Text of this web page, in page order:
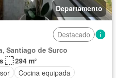
Departamento
Destacado
Santiago de Surco
294 m²
Cocina equipada